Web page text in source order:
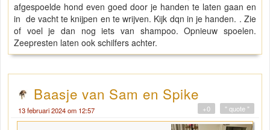
afgespoelde hond even goed door je handen te laten gaan en
in de vacht te knijpen en te wrijven. Kijk dqn in je handen. . Zie
of voel je dan nog iets van shampoo. Opnieuw spoelen.
Zeepresten laten ook schilfers achter.
Baasje van Sam en Spike
13 februari 2024 om 12:57 " quote "
+0